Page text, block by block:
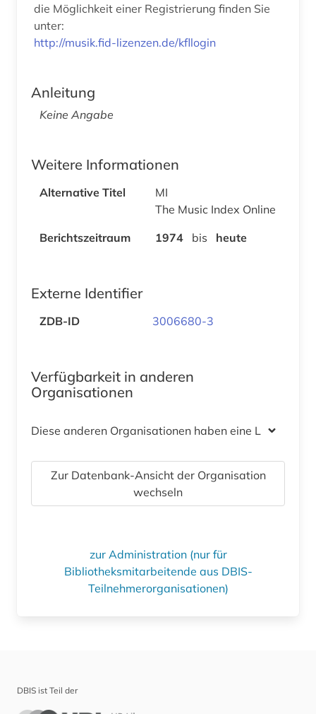
die Möglichkeit einer Registrierung finden Sie
unter:
http://musik.fid-lizenzen.de/kfllogin
Anleitung
Keine Angabe
Weitere Informationen
Alternative Titel
MI
The Music Index Online
Berichtszeitraum
1974 bis heute
Externe Identifier
ZDB-ID 3006680-3
Verfügbarkeit in anderen
Organisationen
Diese anderen Organisationen haben eine Lizenz
Zur Datenbank-Ansicht der Organisation
wechseln
zur Administration (nur für
Bibliotheksmitarbeitende aus DBIS-
Teilnehmerorganisationen)
DBIS ist Teil der